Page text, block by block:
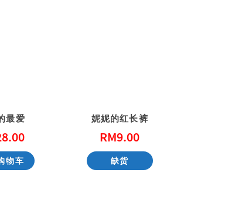
最爱
物车
妮妮的红长裤
RM9.00
缺货